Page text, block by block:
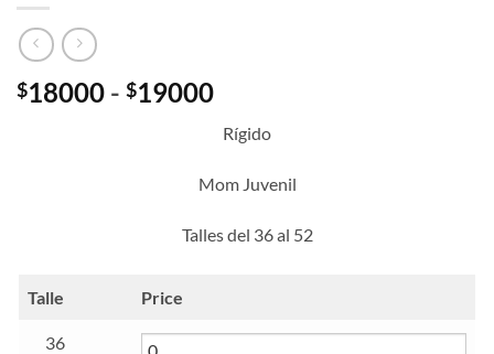
$18000 - $19000Rango
precios:
desde
$18000
hasta
$19000
Rígido
Mom Juvenil
Talles del 36 al 52
Talle Price
36